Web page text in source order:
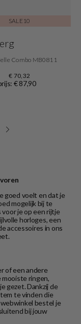
SALE10
Combo MB0811
€ 70,32
€ 87,90
goed voelt en dat je
mogelijk bij te
je op een rijtje
horloges, een
accessoires in ons
of een andere
ringen,
gezet. Dankzij de
te vinden die
bestel je
bij jouw